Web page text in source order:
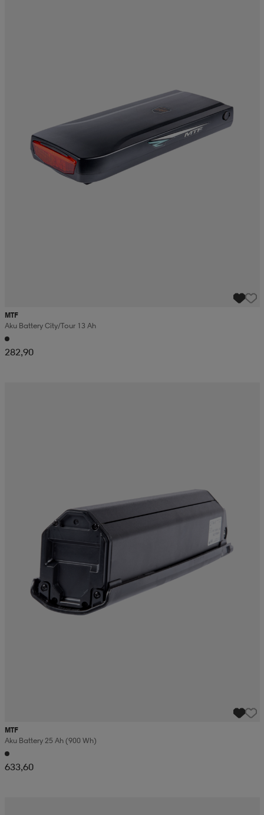
MTF
Aku Battery City/tour 13 Ah
282,90
MTF
Aku Battery 25 Ah (900 Wh)
633,60